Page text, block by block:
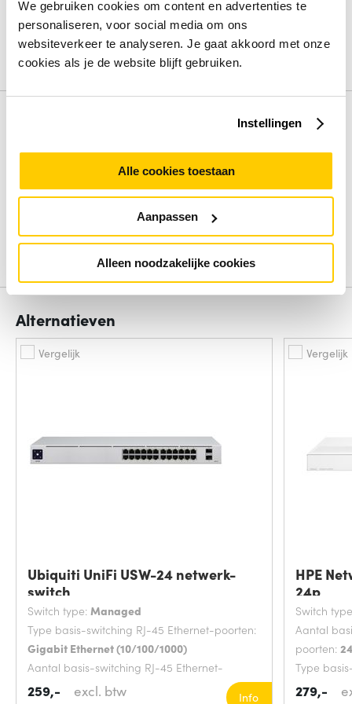
We gebruiken cookies om content en advertenties te
personaliseren, voor social media om ons
websiteverkeer te analyseren. Je gaat akkoord met onze
cookies als je de website blijft gebruiken.
Instellingen
Alle cookies toestaan
Aanpassen
Alleen noodzakelijke cookies
Type basis-switching RJ-45 Ethernet-poortenGigabit
Ethernet (10/100/1000)
Quality of Service (QoS)
Ja
Bekijk alle specificaties
Beoordelingen binnenkort beschikbaar
Deel je ervaring met het product door het schrijven van een
Schrijf een review
Alternatieven
Vergelijk
Ubiquiti UniFi USW-24 netwerk-
switch
Switch type: Managed
Type basis-switching RJ-45 Ethernet-poorten:
Gigabit Ethernet (10/100/1000)
Aantal basis-switching RJ-45 Ethernet-
poorten:
24
259,-
excl. btw
Info
Vergelijk
HPE
24p
Switch
Aantal
poorten:
Type
Gigabit
279,-